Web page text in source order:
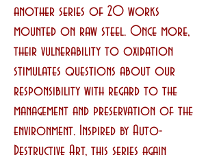
another series of 20 works
mounted on raw steel. Once more,
their vulnerability to oxidation
stimulates questions about our
responsibility with regard to the
management and preservation of the
environment. Inspired by Auto-
Destructive Art, this series again